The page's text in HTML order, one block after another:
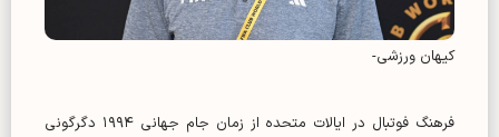
کیهان ورزشی-
فرهنگ فوتبال در ایالات متحده از زمان جام جهانی ۱۹۹۴ دگرگونی